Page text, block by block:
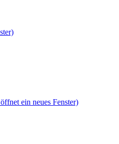
ein neues Fenster)